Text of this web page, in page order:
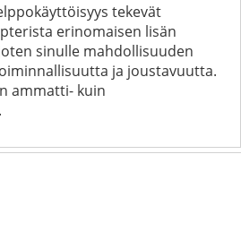
tekevät
erinomaisen lisän
sinulle mahdollisuuden
ja joustavuutta.
ammatti- kuin